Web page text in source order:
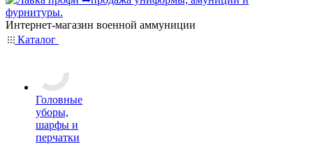
Интернет-магазин военной аммуниции
Каталог
Головные
уборы,
шарфы и
перчатки